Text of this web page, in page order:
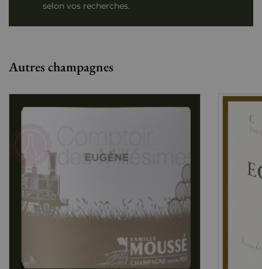
selon vos recherches.
Autres champagnes